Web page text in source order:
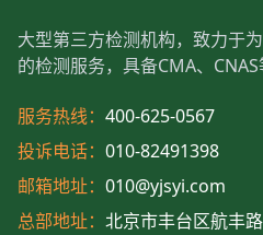
大型第三方检测机构，致力于
的检测服务，具备CMA、CNAS
服务热线： 400-625-0567
投诉电话： 010-82491398
邮箱地址： 010@yjsyi.com
总部地址： 北京市丰台区航丰